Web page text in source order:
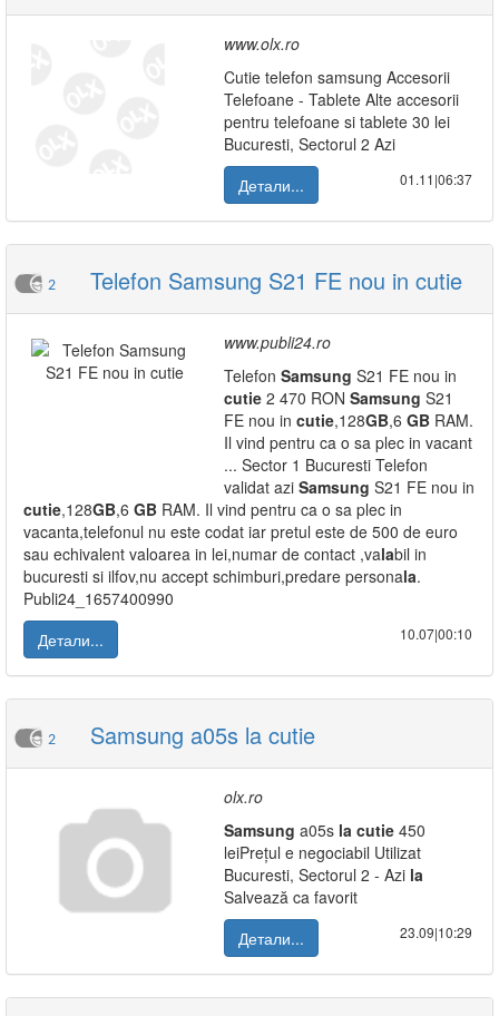
www.olx.ro
Cutie telefon samsung Accesorii
Telefoane - Tablete Alte accesorii
pentru telefoane si tablete 30 lei
Bucuresti, Sectorul 2 Azi
Детали...
01.11|06:37
2 Telefon Samsung S21 FE nou in cutie
www.publi24.ro
Telefon Samsung S21 FE nou in
cutie 2 470 RON Samsung S21
FE nou in cutie,128GB,6 GB RAM.
Il vind pentru ca o sa plec in vacant
... Sector 1 Bucuresti Telefon
validat azi Samsung S21 FE nou in
cutie,128GB,6 GB RAM. Il vind pentru ca o sa plec in
vacanta,telefonul nu este codat iar pretul este de 500 de euro
sau echivalent valoarea in lei,numar de contact ,valabil in
bucuresti si ilfov,nu accept schimburi,predare personala.
Publi24_1657400990
Детали...
10.07|00:10
2 Samsung a05s la cutie
olx.ro
Samsung a05s la cutie 450
leiPrețul e negociabil Utilizat
Bucuresti, Sectorul 2 - Azi la
Salvează ca favorit
Детали...
23.09|10:29